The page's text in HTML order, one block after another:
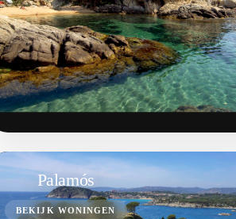
Palamós
BEKIJK WONINGEN